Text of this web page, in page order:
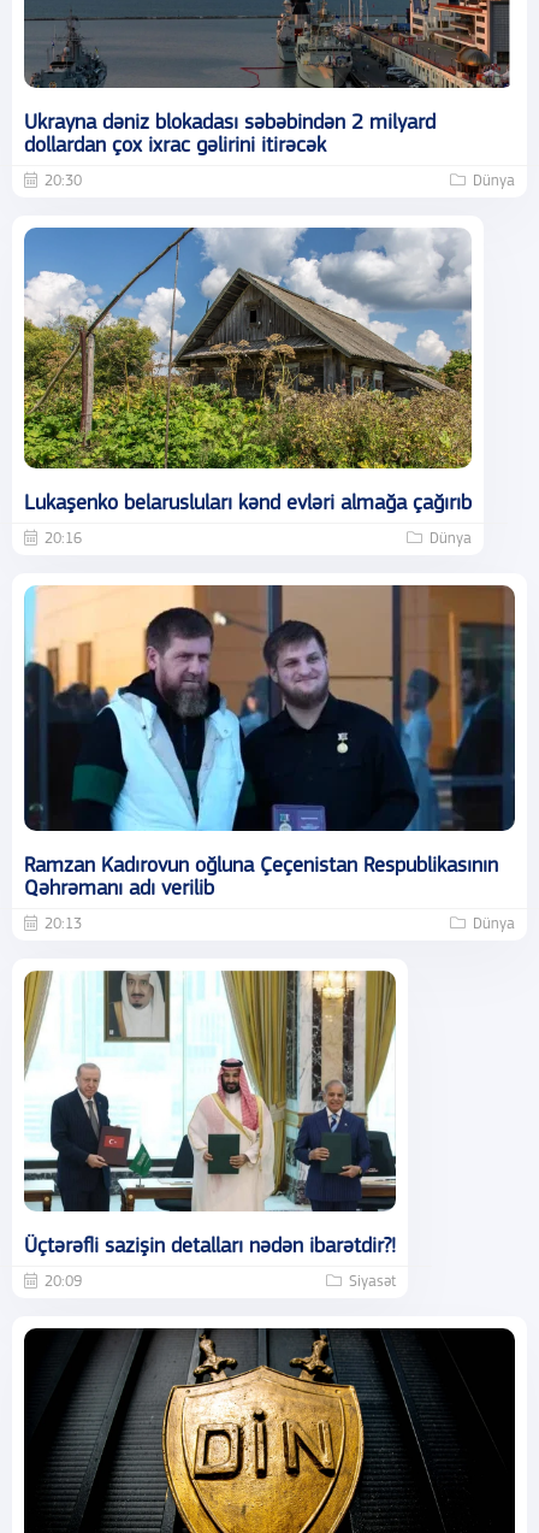
Ukrayna dəniz blokadası səbəbindən 2 milyard
dollardan çox ixrac gəlirini itirəcək
20:30 Dünya
Lukaşenko belarusluları kənd evləri almağa çağırıb
20:16 Dünya
Ramzan Kadırovun oğluna Çeçenistan Respublikasının
Qəhrəmanı adı verilib
20:13 Dünya
Üçtərəfli sazişin detalları nədən ibarətdir?!
20:09 Siyasət